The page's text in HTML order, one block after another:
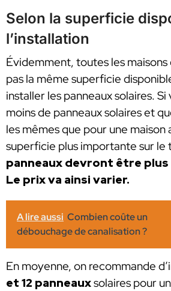
Selon la superficie
l’installation
Évidemment, toutes les maisons
pas la même superficie
installer les panneaux solaires. Si
moins de panneaux solaires et
les mêmes que pour une maison
superficie plus importante sur le
panneaux devront être
Le prix va ainsi varier.
A lire aussi Combien coûte un
débouchage de canalisation ?
En moyenne, on recommande
et 12 panneauxsolaires pour